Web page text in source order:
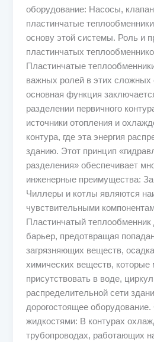
оборудование: Насосы,
пластинчатые
основу этой системы. Роль и
пластинчатых
Пластинчатые
важных ролей в этих сложных
основная функция
разделении первичного
источники отопления и
контура, где эта энергия
зданию. Этот принцип
разделения» обеспечивает
инженерные преимущества:
Чиллеры и котлы являются
чувствительными
Пластинчатый теплообменник
барьер, предотвращая
загрязняющих веществ,
химических веществ, которые
присутствовать в воде,
распределительной сети
дорогостоящее
жидкостями: В контурах
трубопроводах, работающих